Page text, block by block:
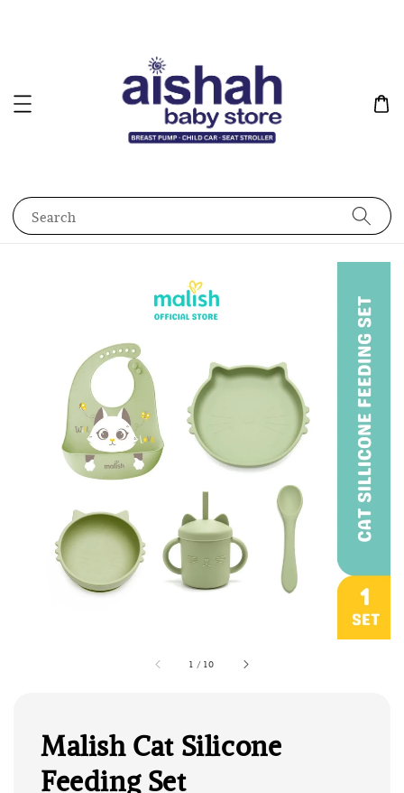
Search
1 /10
Malish Cat Silicone
Feeding Set